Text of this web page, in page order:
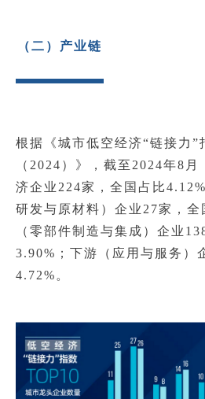
（二）产业链
根据《城市低空经济“链接力”
（2024）》，截至2024年8
济企业224家，全国占比
研发与原材料）企业27家，
（零部件制造与集成）企业
3.90%；下游（应用与服务）
4.72%。